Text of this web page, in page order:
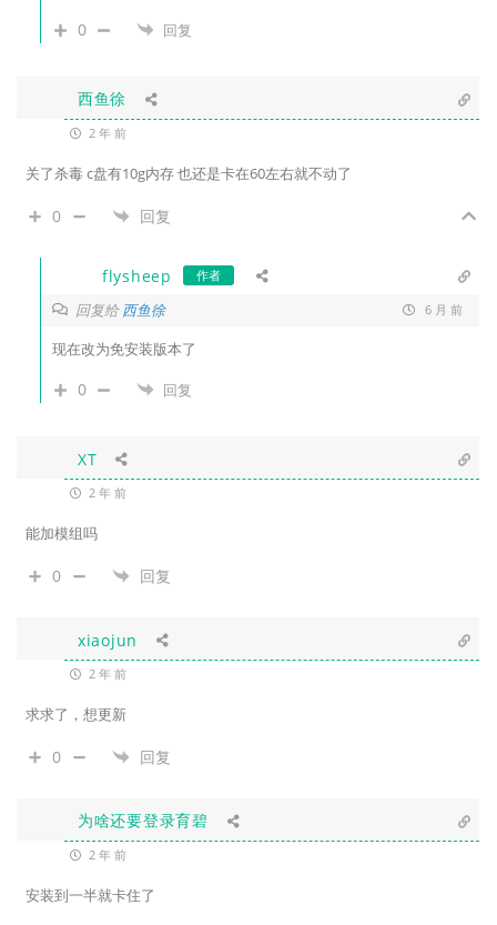
0 回复
西鱼徐
2 年 前
关了杀毒 c盘有10g内存 也还是卡在60左右就不动了
0 回复
flysheep 作者
回复给西鱼徐 6 月 前
现在改为免安装版本了
0 回复
XT
2 年 前
能加模组吗
0 回复
xiaojun
2 年 前
求求了，想更新
0 回复
为啥还要登录育碧
2 年 前
安装到一半就卡住了